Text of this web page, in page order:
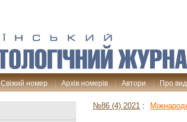
Свіжий номер Архів номерів Автори Про
№86 (4) 2021 :